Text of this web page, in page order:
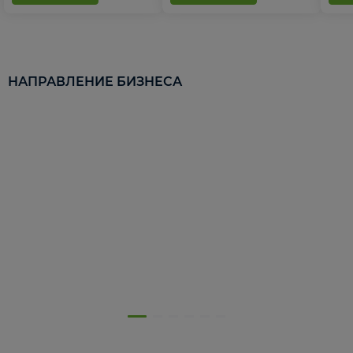
НАПРАВЛЕНИЕ БИЗНЕСА